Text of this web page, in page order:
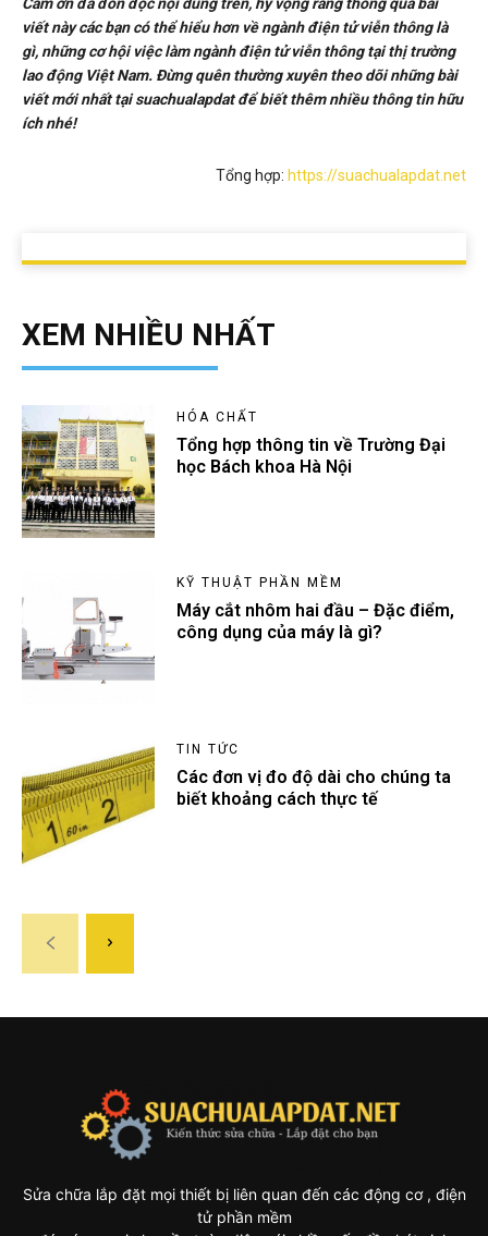
viết này các bạn có thể hiểu hơn về ngành điện tử viễn thông là
gì, những cơ hội việc làm ngành điện tử viễn thông tại thị trường
lao động Việt Nam. Đừng quên thường xuyên theo dõi những bài
viết mới nhất tại suachualapdat để biết thêm nhiều thông tin hữu
ích nhé!
Tổng hợp: https://suachualapdat.net
XEM NHIỀU NHẤT
HÓA CHẤT
Tổng hợp thông tin về Trường Đại
học Bách khoa Hà Nội
KỸ THUẬT PHẦN MỀM
Máy cắt nhôm hai đầu – Đặc điểm,
công dụng của máy là gì?
TIN TỨC
Các đơn vị đo độ dài cho chúng ta
biết khoảng cách thực tế
Sửa chữa lắp đặt mọi thiết bị liên quan đến các động cơ , điện
tử phần mềm